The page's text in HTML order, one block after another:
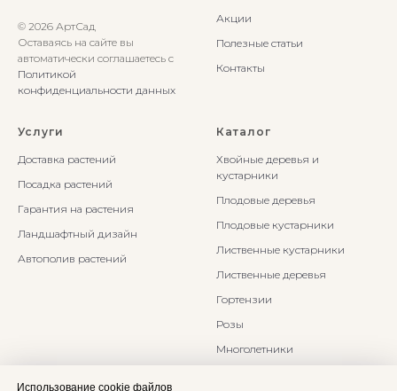
© 2026 АртСад
Оставаясь на сайте вы
автоматически соглашаетесь с
Политикой
конфиденциальности данных
Акции
Полезные статьи
Контакты
Услуги
Доставка растений
Посадка растений
Гарантия на растения
Ландшафтный дизайн
Автополив растений
Каталог
Хвойные деревья и
кустарники
Плодовые деревья
Плодовые кустарники
Лиственные кустарники
Лиственные деревья
Гортензии
Розы
Многолетники
Использование cookie файлов